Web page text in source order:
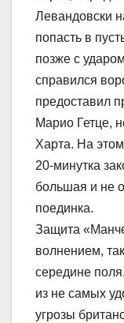
Левандовски
попасть в
позже с
справился
предоставил
Марио Гетце,
Харта. На
20-минутка
большая и не
поединка.
Защита
волнением,
середине
из не самых
угрозы